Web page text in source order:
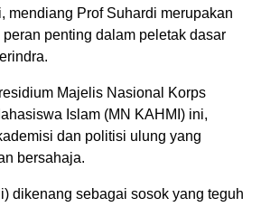
mendiang Prof Suhardi merupakan
penting dalam peletak dasar
Majelis Nasional Korps
Islam (MN KAHMI) ini,
dan politisi ulung yang
bersahaja.
dikenang sebagai sosok yang teguh